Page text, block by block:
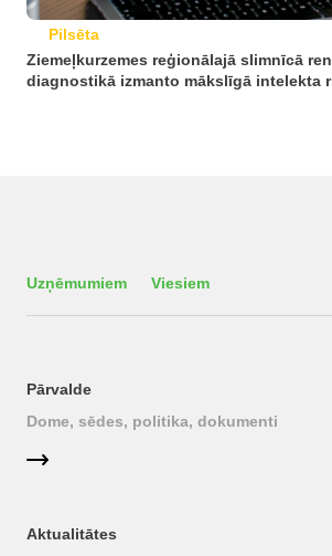
Pilsēta
Ziemeļkurzemes reģionālajā slimnīcā
diagnostikā izmanto mākslīgā intelekta
Uzņēmumiem Viesiem
Pārvalde
Dome, sēdes, politika, dokumenti
Aktualitātes